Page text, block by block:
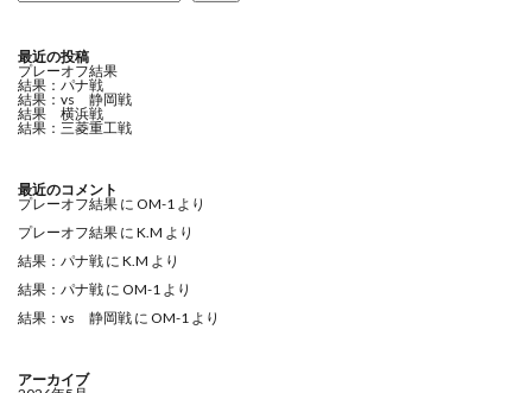
最近の投稿
プレーオフ結果
結果：パナ戦
結果：vs 静岡戦
結果 横浜戦
結果：三菱重工戦
最近のコメント
プレーオフ結果 に OM-1 より
プレーオフ結果 に K.M より
結果：パナ戦 に K.M より
結果：パナ戦 に OM-1 より
結果：vs 静岡戦 に OM-1 より
アーカイブ